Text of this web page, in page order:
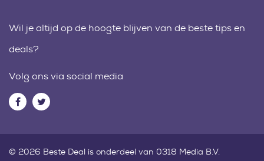
Wil je altijd op de hoogte blijven van de beste tips en
deals?
Volg ons via social media
© 2026 Beste Deal is onderdeel van 0318 Media B.V.